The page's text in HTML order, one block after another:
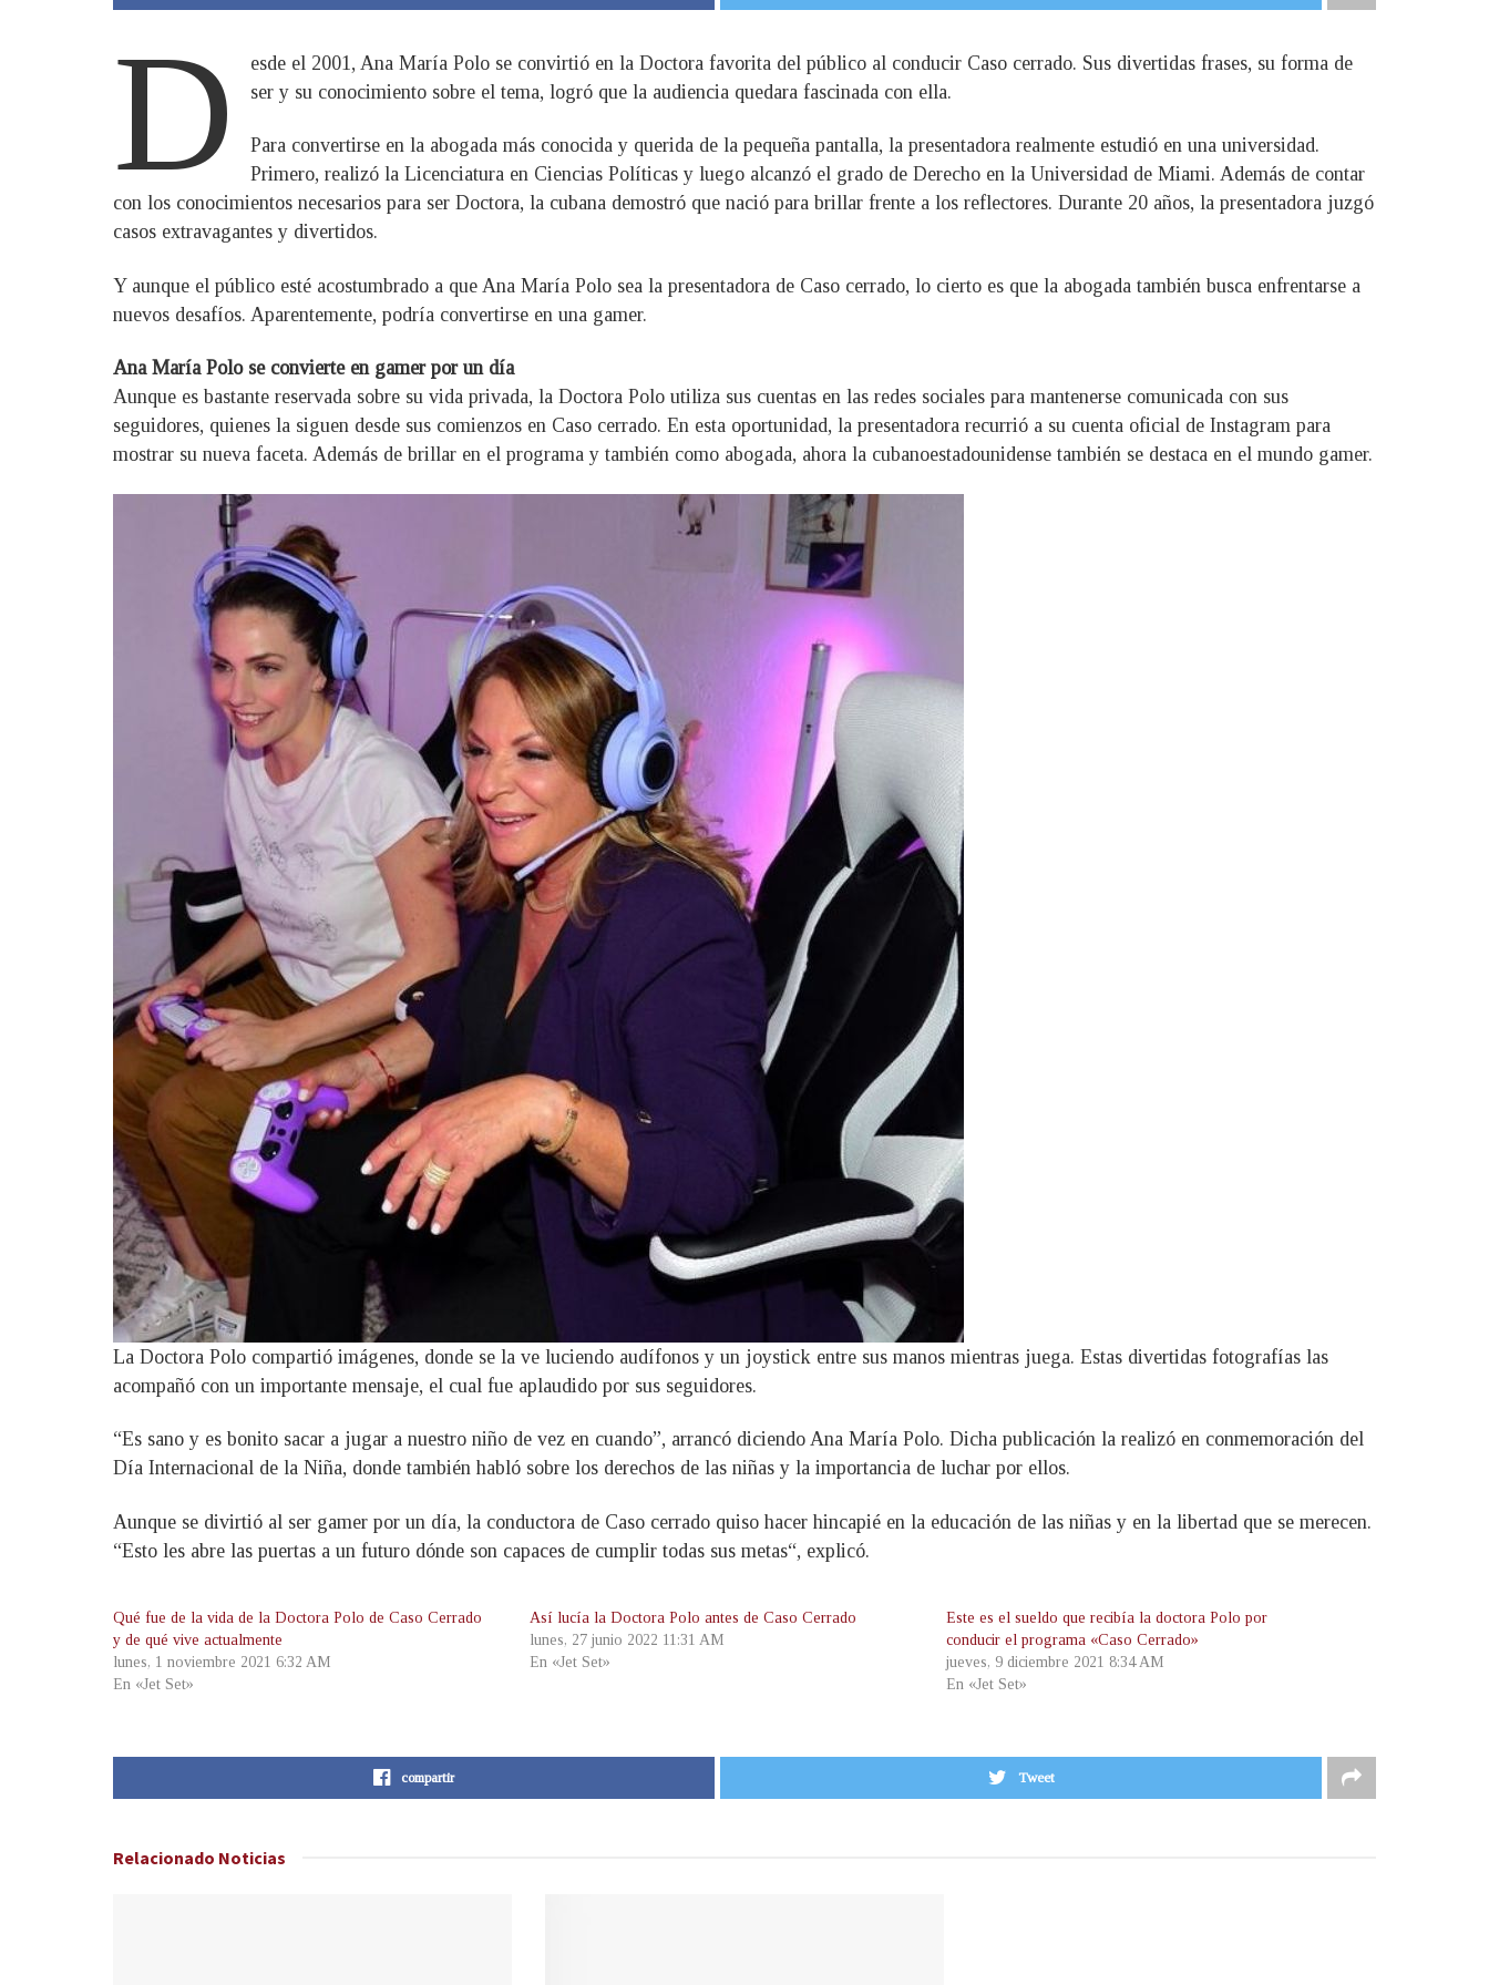
D
esde el 2001, Ana María Polo se convirtió en la Doctora favorita del público al conducir Caso cerrado. Sus divertidas frases, su forma de
ser y su conocimiento sobre el tema, logró que la audiencia quedara fascinada con ella.
Para convertirse en la abogada más conocida y querida de la pequeña pantalla, la presentadora realmente estudió en una universidad.
Primero, realizó la Licenciatura en Ciencias Políticas y luego alcanzó el grado de Derecho en la Universidad de Miami. Además de contar
con los conocimientos necesarios para ser Doctora, la cubana demostró que nació para brillar frente a los reflectores. Durante 20 años, la presentadora juzgó
casos extravagantes y divertidos.
Y aunque el público esté acostumbrado a que Ana María Polo sea la presentadora de Caso cerrado, lo cierto es que la abogada también busca enfrentarse a
nuevos desafíos. Aparentemente, podría convertirse en una gamer.
Ana María Polo se convierte en gamer por un día
Aunque es bastante reservada sobre su vida privada, la Doctora Polo utiliza sus cuentas en las redes sociales para mantenerse comunicada con sus
seguidores, quienes la siguen desde sus comienzos en Caso cerrado. En esta oportunidad, la presentadora recurrió a su cuenta oficial de Instagram para
mostrar su nueva faceta. Además de brillar en el programa y también como abogada, ahora la cubanoestadounidense también se destaca en el mundo gamer.
La Doctora Polo compartió imágenes, donde se la ve luciendo audífonos y un joystick entre sus manos mientras juega. Estas divertidas fotografías las
acompañó con un importante mensaje, el cual fue aplaudido por sus seguidores.
“Es sano y es bonito sacar a jugar a nuestro niño de vez en cuando”, arrancó diciendo Ana María Polo. Dicha publicación la realizó en conmemoración del
Día Internacional de la Niña, donde también habló sobre los derechos de las niñas y la importancia de luchar por ellos.
Aunque se divirtió al ser gamer por un día, la conductora de Caso cerrado quiso hacer hincapié en la educación de las niñas y en la libertad que se merecen.
“Esto les abre las puertas a un futuro dónde son capaces de cumplir todas sus metas“, explicó.
Qué fue de la vida de la Doctora Polo de Caso Cerrado
y de qué vive actualmente
lunes, 1 noviembre 2021 6:32 AM
En «Jet Set»
Así lucía la Doctora Polo antes de Caso Cerrado
lunes, 27 junio 2022 11:31 AM
En «Jet Set»
Este es el sueldo que recibía la doctora Polo por
conducir el programa «Caso Cerrado»
jueves, 9 diciembre 2021 8:34 AM
En «Jet Set»
compartir Tweet
Relacionado Noticias